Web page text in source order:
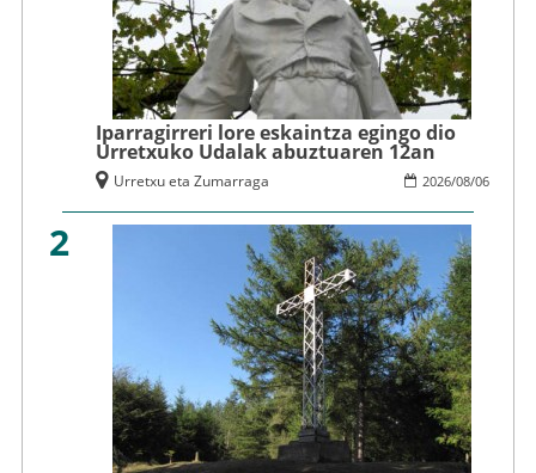
Iparragirreri lore eskaintza egingo dio
Urretxuko Udalak abuztuaren 12an
2026/08/06
Urretxu eta Zumarraga
2